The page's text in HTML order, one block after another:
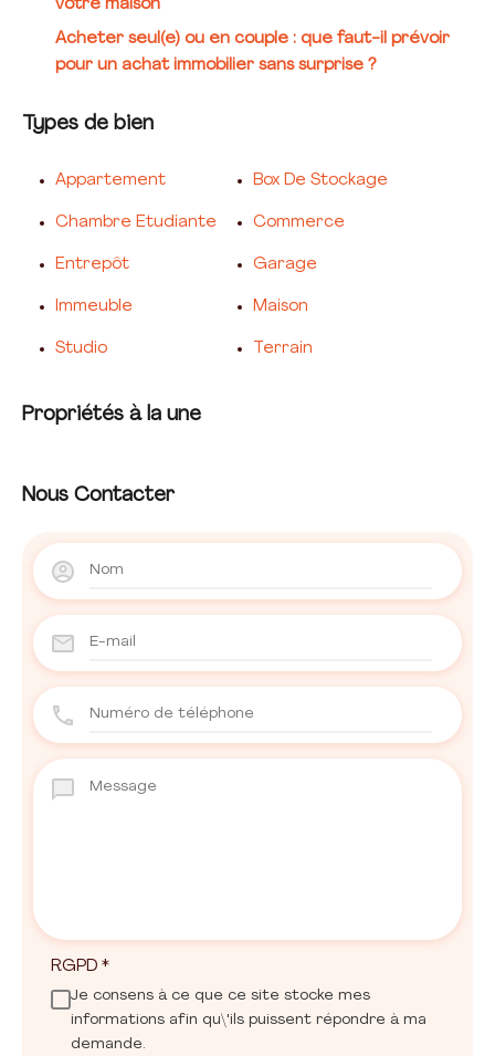
votre maison
Acheter seul(e) ou en couple : que faut-il prévoir
pour un achat immobilier sans surprise ?
Types de bien
Appartement Box De Stockage
Chambre Etudiante Commerce
Entrepôt Garage
Immeuble Maison
Studio Terrain
Propriétés à la une
Nous Contacter
RGPD *
Je consens à ce que ce site stocke mes
informations afin qu\'ils puissent répondre à ma
demande.